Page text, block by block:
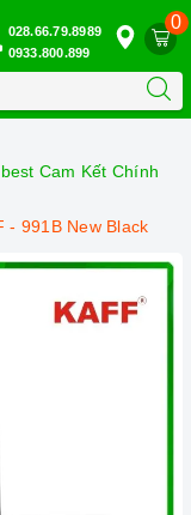
0
028.66.79.8989
0933.800.899
Cam Kết Chính
- 991B New Black